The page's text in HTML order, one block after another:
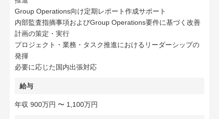
Group Operations向け定期レポート作成サポート
内部監査指摘事項およびGroup Operations要件に基づく改善
計画の策定・実行
プロジェクト・業務・タスク推進におけるリーダーシップの
発揮
必要に応じた国内出張対応
給与
年収 900万円 〜 1,100万円